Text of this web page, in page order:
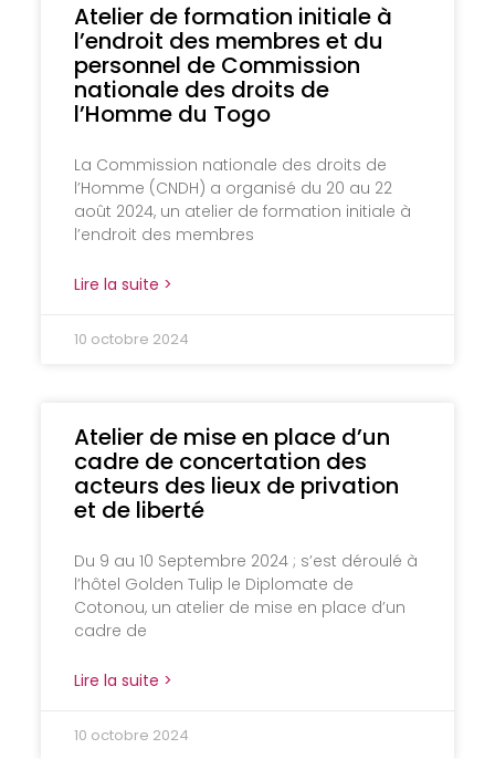
Atelier de formation initiale à
l’endroit des membres et du
personnel de Commission
nationale des droits de
l’Homme du Togo
La Commission nationale des droits de
l’Homme (CNDH) a organisé du 20 au 22
août 2024, un atelier de formation initiale à
l’endroit des membres
Lire la suite >
10 octobre 2024
Atelier de mise en place d’un
cadre de concertation des
acteurs des lieux de privation
et de liberté
Du 9 au 10 Septembre 2024 ; s’est déroulé à
l’hôtel Golden Tulip le Diplomate de
Cotonou, un atelier de mise en place d’un
cadre de
Lire la suite >
10 octobre 2024